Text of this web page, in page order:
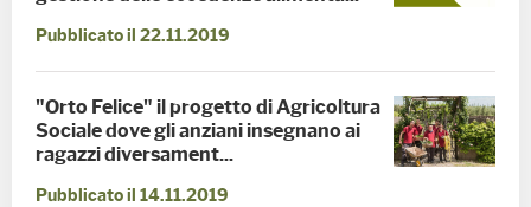
Pubblicato il 22.11.2019
"Orto Felice" il progetto di Agricoltura
Sociale dove gli anziani insegnano ai
ragazzi diversament...
Pubblicato il 14.11.2019